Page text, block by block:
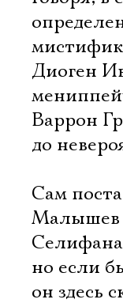
Диоген
Варрон
до
Сам
Малышев
Селифана,
но если
он здесь